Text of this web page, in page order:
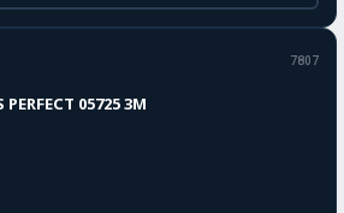
7807
05725 3M